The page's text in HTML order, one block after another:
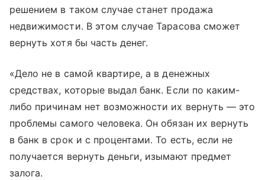
решением в таком случае станет продажа
недвижимости. В этом случае Тарасова сможет
вернуть хотя бы часть денег.
«Дело не в самой квартире, а в денежных
средствах, которые выдал банк. Если по каким-
либо причинам нет возможности их вернуть — это
проблемы самого человека. Он обязан их вернуть
в банк в срок и с процентами. То есть, если не
получается вернуть деньги, изымают предмет
залога.